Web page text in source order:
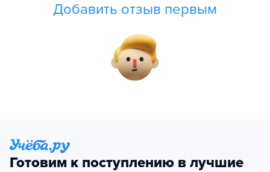
Добавить отзыв первым
Готовим к поступлению в лучшие